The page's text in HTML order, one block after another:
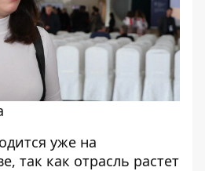
уже на
так как отрасль растет